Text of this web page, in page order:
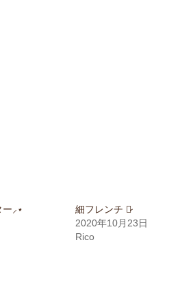
⸝⋆
細フレンチ ♡̷
2020年10月23日
Rico